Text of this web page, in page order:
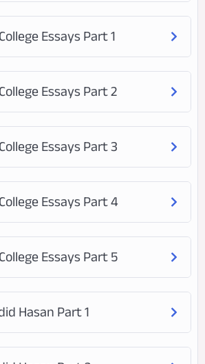
Essays Part 1
Essays Part 2
Essays Part 3
Essays Part 4
Essays Part 5
Hasan Part 1